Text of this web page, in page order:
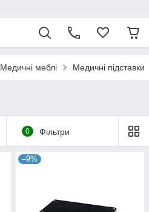
Медичні меблі Медичні підставки
0 Фільтри
–9%